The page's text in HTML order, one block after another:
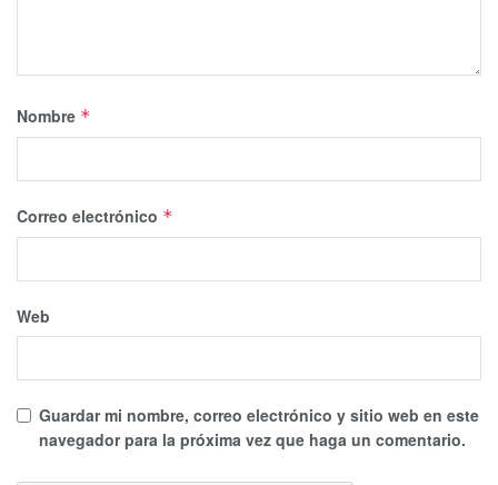
Nombre *
Correo electrónico *
Web
Guardar mi nombre, correo electrónico y sitio web en este
navegador para la próxima vez que haga un comentario.